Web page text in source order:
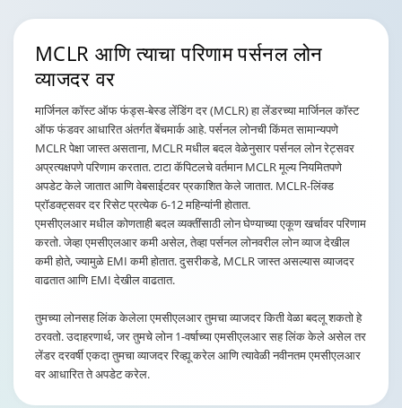
MCLR आणि त्याचा परिणामपर्सनल लोन
व्याजदर वर
मार्जिनल कॉस्ट ऑफ फंड्स-बेस्ड लेंडिंग दर (MCLR) हा लेंडरच्या मार्जिनल कॉस्ट
ऑफ फंडवर आधारित अंतर्गत बेंचमार्क आहे. पर्सनल लोनची किंमत सामान्यपणे
MCLR पेक्षा जास्त असताना, MCLR मधील बदल वेळेनुसार पर्सनल लोन रेट्सवर
अप्रत्यक्षपणे परिणाम करतात. टाटा कॅपिटलचे वर्तमान MCLR मूल्य नियमितपणे
अपडेट केले जातात आणि वेबसाईटवर प्रकाशित केले जातात. MCLR-लिंक्ड
प्रॉडक्ट्सवर दर रिसेट प्रत्येक 6-12 महिन्यांनी होतात.
एमसीएलआर मधील कोणताही बदल व्यक्तींसाठी लोन घेण्याच्या एकूण खर्चावर परिणाम
करतो. जेव्हा एमसीएलआर कमी असेल, तेव्हा पर्सनल लोनवरील लोन व्याज देखील
कमी होते, ज्यामुळे EMI कमी होतात. दुसरीकडे, MCLR जास्त असल्यास व्याजदर
वाढतात आणि EMI देखील वाढतात.
तुमच्या लोनसह लिंक केलेला एमसीएलआर तुमचा व्याजदर किती वेळा बदलू शकतो हे
ठरवतो. उदाहरणार्थ, जर तुमचे लोन 1-वर्षाच्या एमसीएलआर सह लिंक केले असेल तर
लेंडर दरवर्षी एकदा तुमचा व्याजदर रिव्ह्यू करेल आणि त्यावेळी नवीनतम एमसीएलआर
वर आधारित ते अपडेट करेल.